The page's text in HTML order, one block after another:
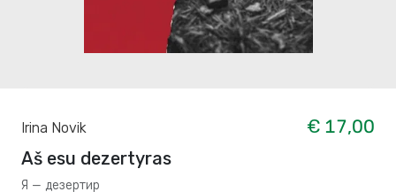
Irina Novik
€ 17,00
Aš esu dezertyras
Я — дезертир